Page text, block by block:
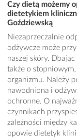
Czy dietą możemy
dietetykiem
Goździewską
Niezaprzeczalnie
odżywcze może
naszej skóry.
także o
organizmu. Należy
nawodniona i
ochronne. O
czynnikach
zależności między
opowie dietetyk